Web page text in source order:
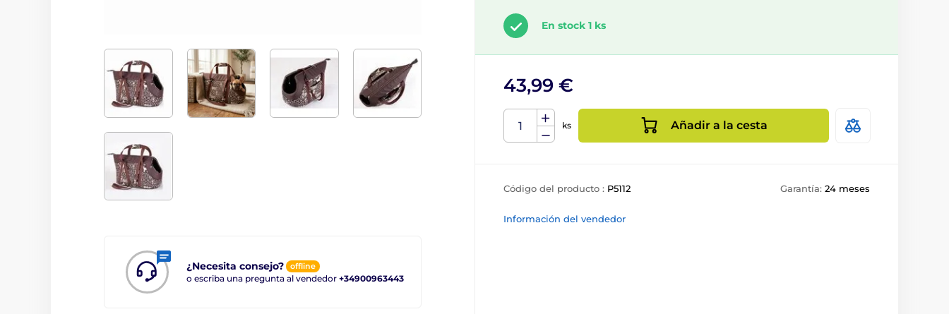
¿Necesita consejo? offline
o escriba una pregunta al vendedor +34900963443
En stock 1 ks
43,99 €
ks Añadir a la cesta
Código del producto : P5112 Garantía: 24 meses
Información del vendedor